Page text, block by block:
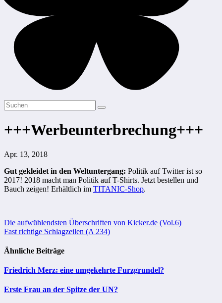
+++Werbeunterbrechung+++
Apr. 13, 2018
Gut gekleidet in den Weltuntergang: Politik auf Twitter ist so
2017! 2018 macht man Politik auf T-Shirts. Jetzt bestellen und
Bauch zeigen! Erhältlich im TITANIC-Shop.
Beitragsnavigation
Die aufwühlendsten Überschriften von Kicker.de (Vol.6)
Fast richtige Schlagzeilen (A 234)
Ähnliche Beiträge
Friedrich Merz: eine umgekehrte Furzgrundel?
Erste Frau an der Spitze der UN?